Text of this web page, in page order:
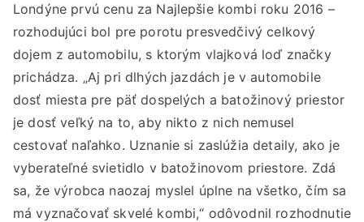
Londýne prvú cenu za Najlepšie kombi roku 2016 –
rozhodujúci bol pre porotu presvedčivý celkový
dojem z automobilu, s ktorým vlajková loď značky
prichádza. „Aj pri dlhých jazdách je v automobile
dosť miesta pre päť dospelých a batožinový priestor
je dosť veľký na to, aby nikto z nich nemusel
cestovať naľahko. Uznanie si zaslúžia detaily, ako je
vyberateľné svietidlo v batožinovom priestore. Zdá
sa, že výrobca naozaj myslel úplne na všetko, čím sa
má vyznačovať skvelé kombi,“ odôvodnil rozhodnutie